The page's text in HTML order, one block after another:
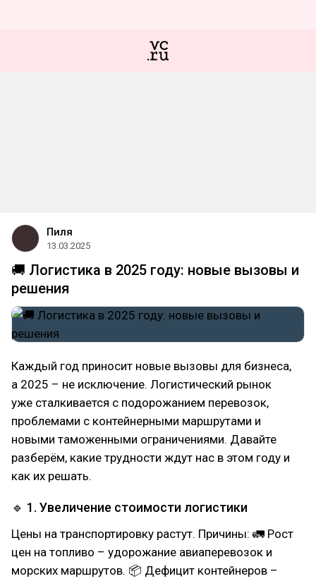
Пиля
13.03.2025
🚚 Логистика в 2025 году: новые вызовы и
решения
Каждый год приносит новые вызовы для бизнеса,
а 2025 – не исключение. Логистический рынок
уже сталкивается с подорожанием перевозок,
проблемами с контейнерными маршрутами и
новыми таможенными ограничениями. Давайте
разберём, какие трудности ждут нас в этом году и
как их решать.
🔹 1. Увеличение стоимости логистики
Цены на транспортировку растут. Причины: 🚛 Рост
цен на топливо – удорожание авиаперевозок и
морских маршрутов. 📦 Дефицит контейнеров –